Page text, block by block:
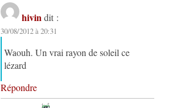
hivin dit :
30/08/2012 à 20:31
Waouh. Un vrai rayon de soleil ce
lézard
Répondre